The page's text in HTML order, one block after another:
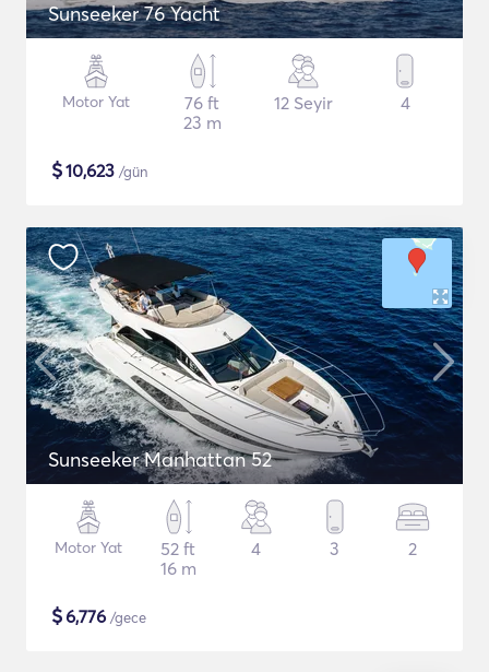
Sunseeker 76 Yacht
Motor Yat
76 ft
23 m
12 Seyir 4
$10,623 /gün
Sunseeker Manhattan 52
Motor Yat
52 ft
16 m
4 3 2
$6,776 /gece